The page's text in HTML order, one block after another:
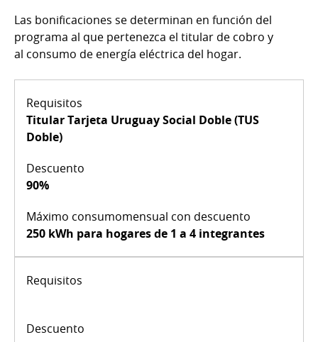
Las bonificaciones se determinan en función del
programa al que pertenezca el titular de cobro y
al consumo de energía eléctrica del hogar.
Titular Tarjeta Uruguay Social Doble (TUS
Doble)
90%
250 kWh para hogares de 1 a 4 integrantes